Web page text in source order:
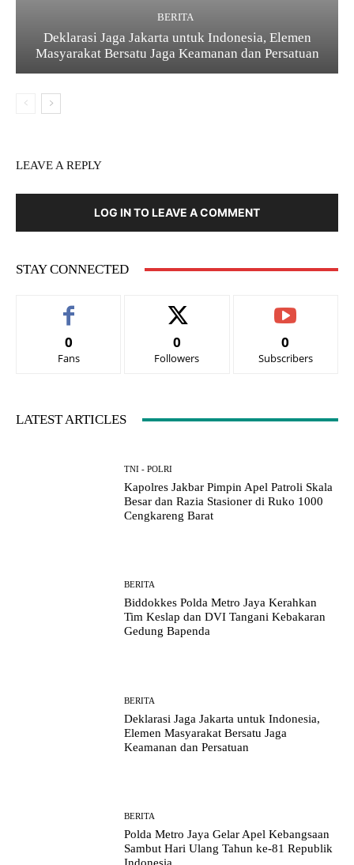
BERITA
Deklarasi Jaga Jakarta untuk Indonesia, Elemen
Masyarakat Bersatu Jaga Keamanan dan Persatuan
LEAVE A REPLY
LOG IN TO LEAVE A COMMENT
STAY CONNECTED
0
Fans
0
Followers
0
Subscribers
LATEST ARTICLES
TNI - POLRI
Kapolres Jakbar Pimpin Apel Patroli Skala
Besar dan Razia Stasioner di Ruko 1000
Cengkareng Barat
BERITA
Biddokkes Polda Metro Jaya Kerahkan
Tim Keslap dan DVI Tangani Kebakaran
Gedung Bapenda
BERITA
Deklarasi Jaga Jakarta untuk Indonesia,
Elemen Masyarakat Bersatu Jaga
Keamanan dan Persatuan
BERITA
Polda Metro Jaya Gelar Apel Kebangsaan
Sambut Hari Ulang Tahun ke-81 Republik